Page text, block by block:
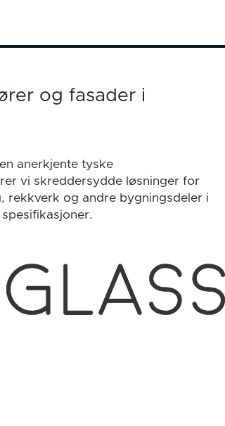
og fasader i
anerkjente tyske
vi skreddersydde løsninger for
rekkverk og andre bygningsdeler i